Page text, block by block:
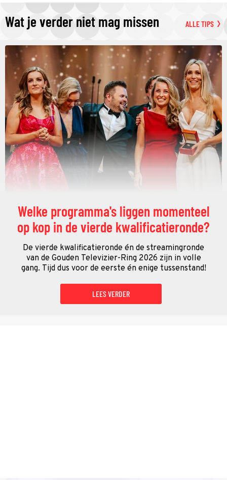
Wat je verder niet mag missen ALLE TIPS
Welke programma's liggen momenteel
op kop in de vierde kwalificatieronde?
De vierde kwalificatieronde én de streamingronde
van de Gouden Televizier-Ring 2026 zijn in volle
gang. Tijd dus voor de eerste én enige tussenstand!
LEES VERDER